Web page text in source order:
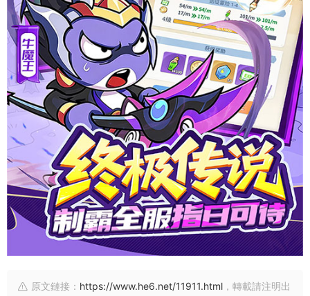
原文鏈接： https://www.he6.net/11911.html ，轉載請注明出